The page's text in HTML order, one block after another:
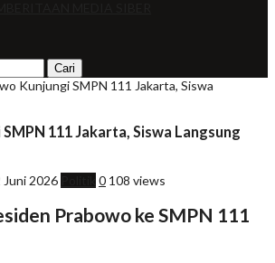
Kunjungi SMPN 111 Jakarta, Siswa
111 Jakarta, Siswa Langsung
Juni 2026 0 108 views
Prabowo ke SMPN 111